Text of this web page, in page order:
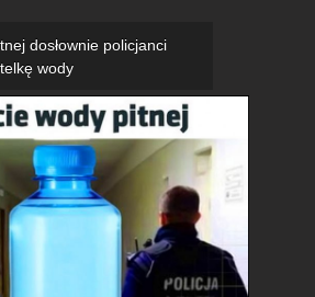
dosłownie policjanci
wody